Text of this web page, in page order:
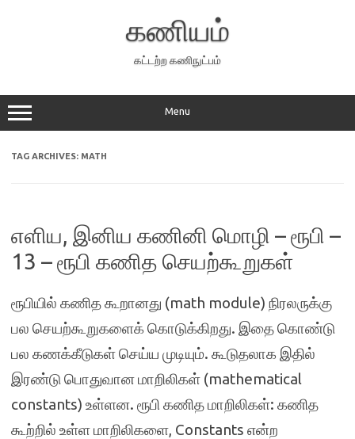
கணியம்
கட்டற்ற கணிநுட்பம்
Menu
TAG ARCHIVES: MATH
எளிய, இனிய கணினி மொழி – ரூபி –
13 – ரூபி கணித செயற்கூறுகள்
ரூபியில் கணித கூறானது (math module) நிரலருக்கு
பல செயற்கூறுகளைக் கொடுக்கிறது. இதை கொண்டு
பல கணக்கீடுகள் செய்ய முடியும். கூடுதலாக இதில்
இரண்டு பொதுவான மாறிலிகள் (mathematical
constants) உள்ளன. ரூபி கணித மாறிலிகள்: கணித
கூற்றில் உள்ள மாறிலிகளை, Constants என்ற